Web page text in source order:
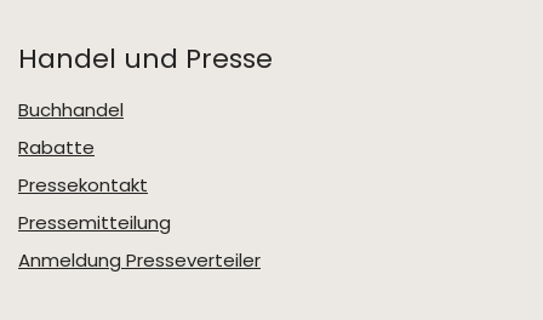
Handel und Presse
Buchhandel
Rabatte
Pressekontakt
Pressemitteilung
Anmeldung Presseverteiler